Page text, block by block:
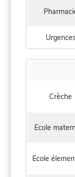
Crèche
Ecole
Ecole